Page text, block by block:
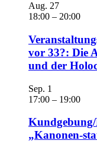
Aug. 27
18:00 – 20:00
vor 33?: Die
und der
Sep. 1
17:00 – 19:00
„Kanonen-